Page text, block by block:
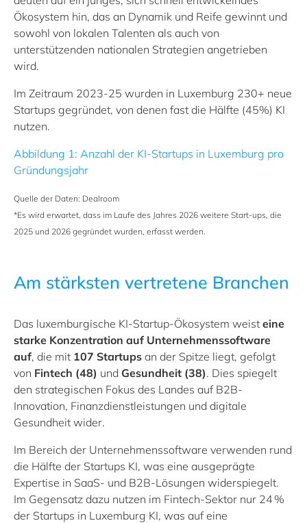
Ökosystem hin, das an Dynamik und Reife gewinnt und
sowohl von lokalen Talenten als auch von
unterstützenden nationalen Strategien angetrieben
wird.
Im Zeitraum 2023-25 wurden in Luxemburg 230+ neue
Startups gegründet, von denen fast die Hälfte (45%) KI
nutzen.
Abbildung 1: Anzahl der KI-Startups in Luxemburg pro
Gründungsjahr
Quelle der Daten: Dealroom
*Es wird erwartet, dass im Laufe des Jahres 2026 weitere Start-ups, die
2025 und 2026 gegründet wurden, erfasst werden.
Am stärksten vertretene Branchen
Das luxemburgische KI-Startup-Ökosystem weist eine
starke Konzentration auf Unternehmenssoftware
auf, die mit 107 Startups an der Spitze liegt, gefolgt
von Fintech (48) und Gesundheit (38). Dies spiegelt
den strategischen Fokus des Landes auf B2B-
Innovation, Finanzdienstleistungen und digitale
Gesundheit wider.
Im Bereich der Unternehmenssoftware verwenden rund
die Hälfte der Startups KI, was eine ausgeprägte
Expertise in SaaS- und B2B-Lösungen widerspiegelt.
Im Gegensatz dazu nutzen im Fintech-Sektor nur 24 %
der Startups in Luxemburg KI, was auf eine